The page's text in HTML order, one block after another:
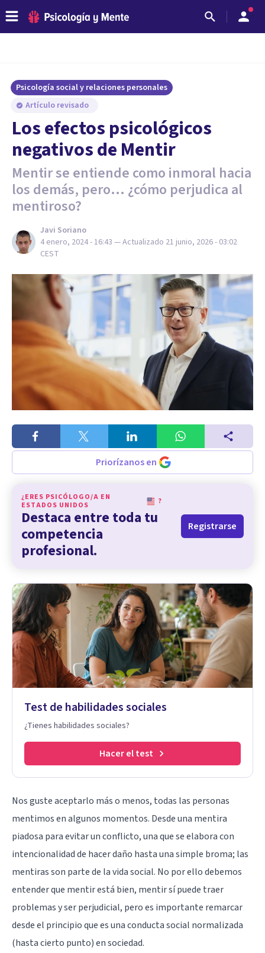
Psicología social y relaciones personales
Artículo revisado
Los efectos psicológicos
negativos de Mentir
Mentir se entiende como inmoral hacia
los demás, pero... ¿cómo perjudica al
mentiroso?
Javi Soriano
4 enero, 2024 - 16:43 — Actualizado 21 junio, 2026 - 03:02
CEST
Priorízanos en
¿ERES PSICÓLOGO/A EN
ESTADOS UNIDOS
?
Destaca entre toda tu
competencia
profesional.
Registrarse
Test de habilidades sociales
¿Tienes habilidades sociales?
Hacer el test
Nos guste aceptarlo más o menos, todas las personas
mentimos en algunos momentos. Desde una mentira
piadosa para evitar un conflicto, una que se elabora con
intencionalidad de hacer daño hasta una simple broma; las
mentiras son parte de la vida social. No por ello debemos
entender que mentir está bien, mentir sí puede traer
problemas y ser perjudicial, pero es importante remarcar
desde el principio que es una conducta social normalizada
(hasta cierto punto) en sociedad.